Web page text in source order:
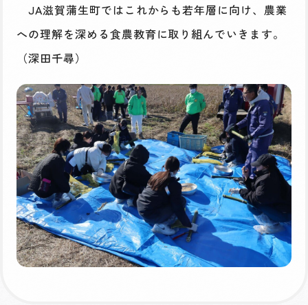
JA滋賀蒲生町ではこれからも若年層に向け、農業
への理解を深める食農教育に取り組んでいきます。
（深田千尋）